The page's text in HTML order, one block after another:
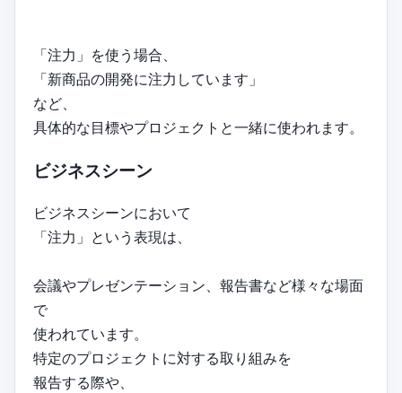
「注力」を使う場合、
「新商品の開発に注力しています」
など、
具体的な目標やプロジェクトと一緒に使われます。
ビジネスシーン
ビジネスシーンにおいて
「注力」という表現は、
会議やプレゼンテーション、報告書など様々な場面
で
使われています。
特定のプロジェクトに対する取り組みを
報告する際や、